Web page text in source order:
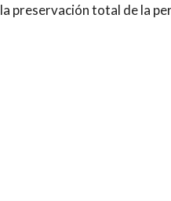
la preservación total de la